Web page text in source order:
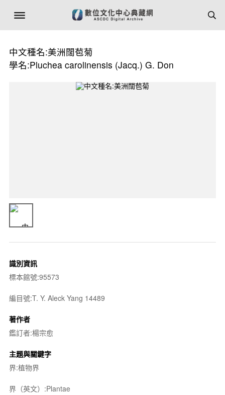
中文種名:美洲闊苞菊
學名:Pluchea carolinensis (Jacq.) G. Don
識別資訊
標本館號:95573
編目號:T. Y. Aleck Yang 14489
著作者
鑑訂者:楊宗愈
主題與關鍵字
界:植物界
界（英文）:Plantae